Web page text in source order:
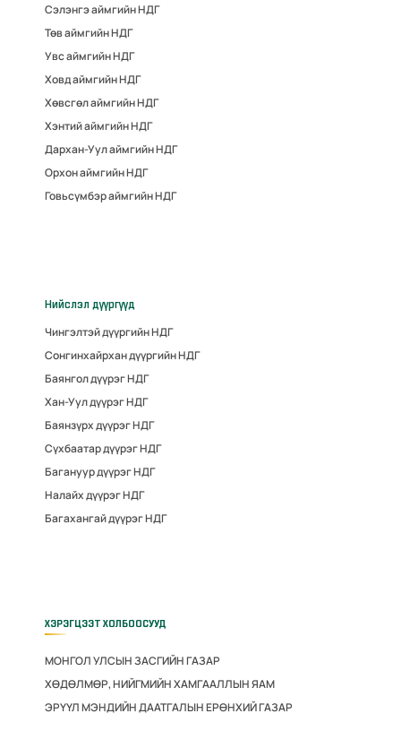
Сэлэнгэ аймгийн НДГ
Төв аймгийн НДГ
Увс аймгийн НДГ
Ховд аймгийн НДГ
Хөвсгөл аймгийн НДГ
Хэнтий аймгийн НДГ
Дархан-Уул аймгийн НДГ
Орхон аймгийн НДГ
Говьсүмбэр аймгийн НДГ
Нийслэл дүүргүүд
Чингэлтэй дүүргийн НДГ
Сонгинхайрхан дүүргийн НДГ
Баянгол дүүрэг НДГ
Хан-Уул дүүрэг НДГ
Баянзүрх дүүрэг НДГ
Сүхбаатар дүүрэг НДГ
Багануур дүүрэг НДГ
Налайх дүүрэг НДГ
Багахангай дүүрэг НДГ
ХЭРЭГЦЭЭТ ХОЛБООСУУД
МОНГОЛ УЛСЫН ЗАСГИЙН ГАЗАР
ХӨДӨЛМӨР, НИЙГМИЙН ХАМГААЛЛЫН ЯАМ
ЭРҮҮЛ МЭНДИЙН ДААТГАЛЫН ЕРӨНХИЙ ГАЗАР